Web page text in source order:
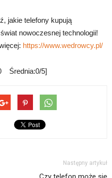
jakie telefony kupują
nowoczesnej technologii!
https://www.wedrowcy.pl/
Średnia:0/5]
Następny artykuł